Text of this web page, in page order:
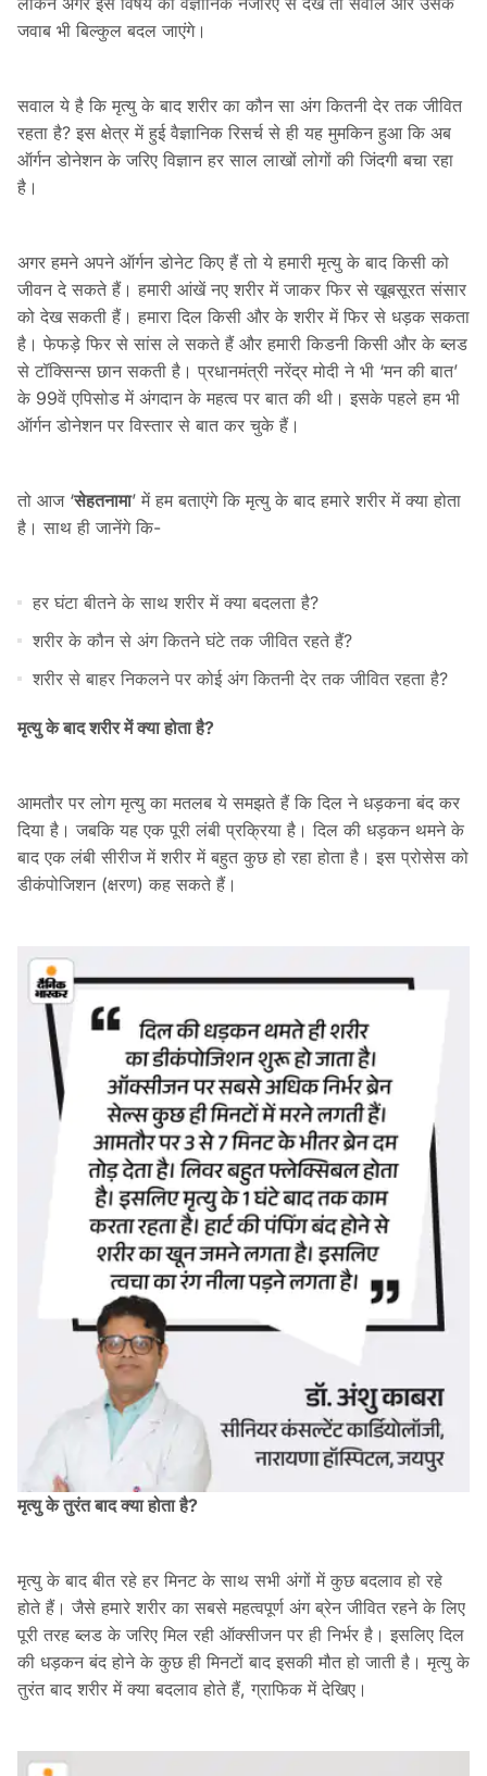
जवाब भी बिल्कुल बदल जाएंगे।
सवाल ये है कि मृत्यु के बाद शरीर का कौन सा अंग कितनी देर तक जीवित
रहता है? इस क्षेत्र में हुई वैज्ञानिक रिसर्च से ही यह मुमकिन हुआ कि अब
ऑर्गन डोनेशन के जरिए विज्ञान हर साल लाखों लोगों की जिंदगी बचा रहा
है।
अगर हमने अपने ऑर्गन डोनेट किए हैं तो ये हमारी मृत्यु के बाद किसी को
जीवन दे सकते हैं। हमारी आंखें नए शरीर में जाकर फिर से खूबसूरत संसार
को देख सकती हैं। हमारा दिल किसी और के शरीर में फिर से धड़क सकता
है। फेफड़े फिर से सांस ले सकते हैं और हमारी किडनी किसी और के ब्लड
से टॉक्सिन्स छान सकती है। प्रधानमंत्री नरेंद्र मोदी ने भी ‘मन की बात’
के 99वें एपिसोड में अंगदान के महत्व पर बात की थी। इसके पहले हम भी
ऑर्गन डोनेशन पर विस्तार से बात कर चुके हैं।
तो आज ‘सेहतनामा’ में हम बताएंगे कि मृत्यु के बाद हमारे शरीर में क्या होता
है। साथ ही जानेंगे कि-
हर घंटा बीतने के साथ शरीर में क्या बदलता है?
शरीर के कौन से अंग कितने घंटे तक जीवित रहते हैं?
शरीर से बाहर निकलने पर कोई अंग कितनी देर तक जीवित रहता है?
मृत्यु के बाद शरीर में क्या होता है?
आमतौर पर लोग मृत्यु का मतलब ये समझते हैं कि दिल ने धड़कना बंद कर
दिया है। जबकि यह एक पूरी लंबी प्रक्रिया है। दिल की धड़कन थमने के
बाद एक लंबी सीरीज में शरीर में बहुत कुछ हो रहा होता है। इस प्रोसेस को
डीकंपोजिशन (क्षरण) कह सकते हैं।
मृत्यु के तुरंत बाद क्या होता है?
मृत्यु के बाद बीत रहे हर मिनट के साथ सभी अंगों में कुछ बदलाव हो रहे
होते हैं। जैसे हमारे शरीर का सबसे महत्वपूर्ण अंग ब्रेन जीवित रहने के लिए
पूरी तरह ब्लड के जरिए मिल रही ऑक्सीजन पर ही निर्भर है। इसलिए दिल
की धड़कन बंद होने के कुछ ही मिनटों बाद इसकी मौत हो जाती है। मृत्यु के
तुरंत बाद शरीर में क्या बदलाव होते हैं, ग्राफिक में देखिए।